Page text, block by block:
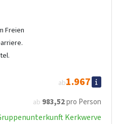
Freien
ab 983,52pro Person
ab1.967
Kerkwerve